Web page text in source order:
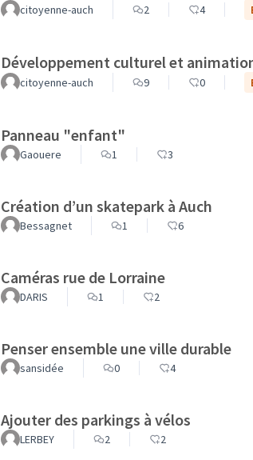
citoyenne-auch 2 4
Développement culturel et
citoyenne-auch 9 0
Panneau "enfant"
Gaouere 1 3
Création d’un skatepark à Auch
Bessagnet 1 6
Caméras rue de Lorraine
DARIS 1 2
Penser ensemble une ville durable
sansidée 0 4
Ajouter des parkings à vélos
LERBEY 2 2